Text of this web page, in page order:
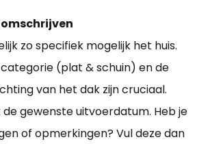
zo specifiek mogelijk het huis.
(plat & schuin) en de
van het dak zijn cruciaal.
de gewenste uitvoerdatum. Heb je
of opmerkingen? Vul deze dan